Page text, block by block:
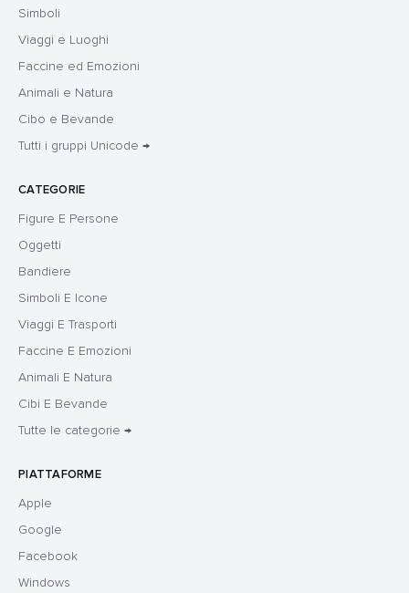
Simboli
Viaggi e Luoghi
Faccine ed Emozioni
Animali e Natura
Cibo e Bevande
Tutti i gruppi Unicode →
CATEGORIE
Figure E Persone
Oggetti
Bandiere
Simboli E Icone
Viaggi E Trasporti
Faccine E Emozioni
Animali E Natura
Cibi E Bevande
Tutte le categorie →
PIATTAFORME
Apple
Google
Facebook
Windows